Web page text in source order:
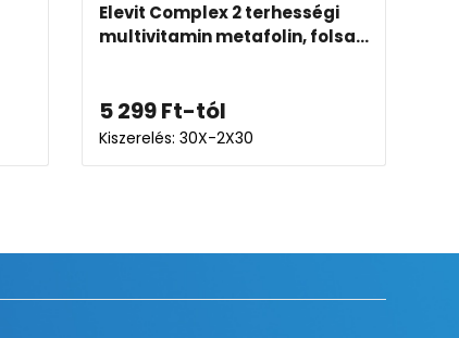
Elevit Complex 2 terhességi
multivitamin metafolin, folsa...
5 299Ft-tól
Kiszerelés: 30X-2X30